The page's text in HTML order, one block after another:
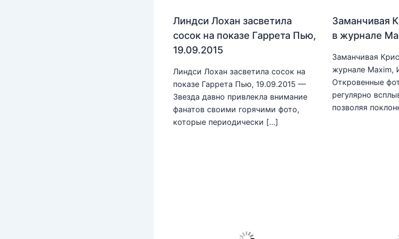
Линдси Лохан засветила
сосок на показе Гаррета Пью,
19.09.2015
Линдси Лохан засветила сосок на
показе Гаррета Пью, 19.09.2015 —
Звезда давно привлекла внимание
фанатов своими горячими фото,
которые периодически […]
Заманчивая
в журнале
Заманчивая
журнале
Откровенные
регулярно
позволяя